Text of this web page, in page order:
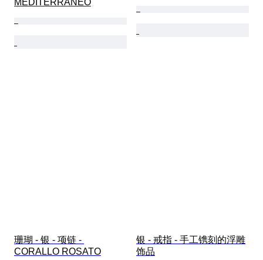
MEDITERRANEO
珊瑚 - 银 - 项链 -
CORALLO ROSATO
银 - 戒指 - 手工镌刻的浮雕
饰品